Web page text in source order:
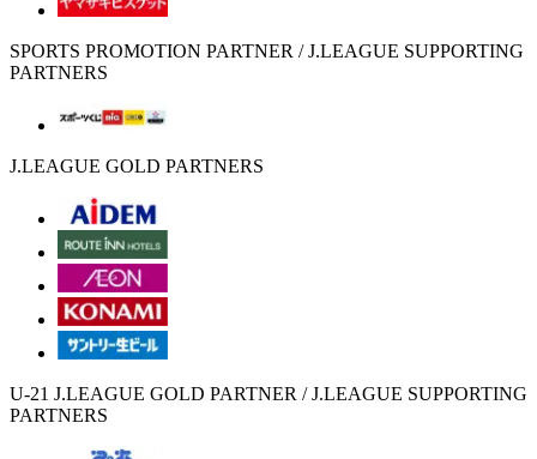
SPORTS PROMOTION PARTNER / J.LEAGUE SUPPORTING
PARTNERS
J.LEAGUE GOLD PARTNERS
U-21 J.LEAGUE GOLD PARTNER / J.LEAGUE SUPPORTING
PARTNERS